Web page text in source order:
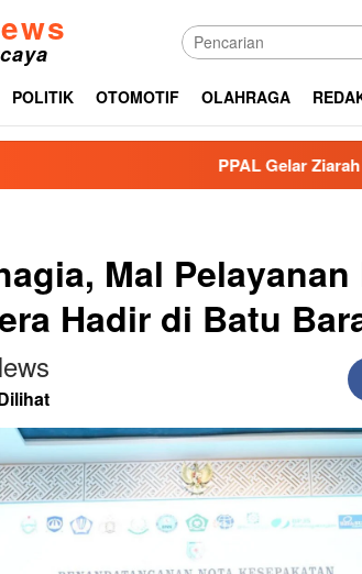
POLITIK OTOMOTIF OLAHRAGA
PPAL Gelar Ziarah Nasional dan
Mal
Hadir di Batu